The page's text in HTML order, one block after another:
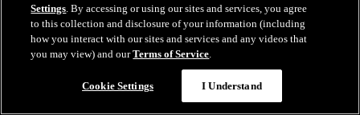
Settings. By accessing or using our sites and services, you agree
to this collection and disclosure of your information (including
how you interact with our sites and services and any videos that
you may view) and ourTerms of Service.
Cookie Settings I Understand